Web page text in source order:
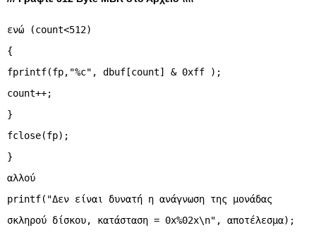
ενώ (count<512)
{
fprintf(fp,"%c", dbuf[count] & 0xff );
count++;
}
fclose(fp);
}
αλλού
printf("Δεν είναι δυνατή η ανάγνωση της μονάδας
σκληρού δίσκου, κατάσταση = 0x%02x\n", αποτέλεσμα);